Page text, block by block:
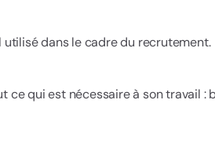
dans le cadre du recrutement.
ce qui est nécessaire à son travail :